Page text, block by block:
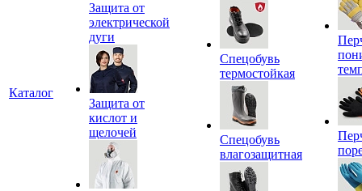
Каталог
Защита от
электрической
дуги
Защита от
кислот и
щелочей
Спецобувь
термостойкая
Спецобувь
влагозащитная